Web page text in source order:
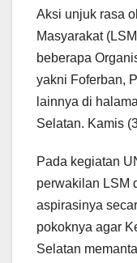
Aksi unjuk rasa
Masyarakat
beberapa
yakni Foferban,
lainnya di
Selatan. Kamis
Pada kegiatan
perwakilan LSM
aspirasinya
pokoknya agar
Selatan